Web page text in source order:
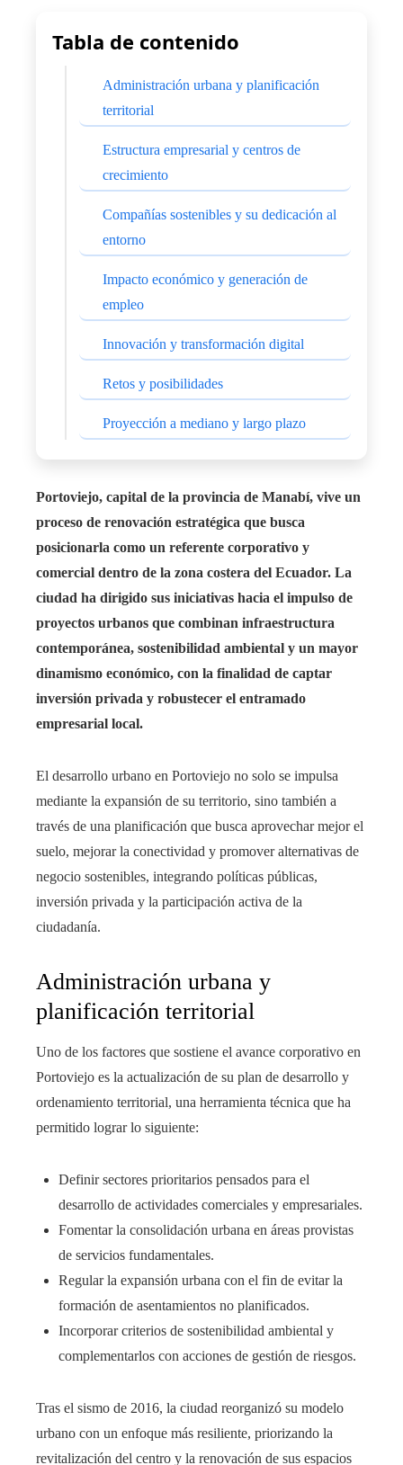
Tabla de contenido
Administración urbana y planificación
territorial
Estructura empresarial y centros de
crecimiento
Compañías sostenibles y su dedicación al
entorno
Impacto económico y generación de
empleo
Innovación y transformación digital
Retos y posibilidades
Proyección a mediano y largo plazo
Portoviejo, capital de la provincia de Manabí, vive un
proceso de renovación estratégica que busca
posicionarla como un referente corporativo y
comercial dentro de la zona costera del Ecuador. La
ciudad ha dirigido sus iniciativas hacia el impulso de
proyectos urbanos que combinan infraestructura
contemporánea, sostenibilidad ambiental y un mayor
dinamismo económico, con la finalidad de captar
inversión privada y robustecer el entramado
empresarial local.
El desarrollo urbano en Portoviejo no solo se impulsa
mediante la expansión de su territorio, sino también a
través de una planificación que busca aprovechar mejor el
suelo, mejorar la conectividad y promover alternativas de
negocio sostenibles, integrando políticas públicas,
inversión privada y la participación activa de la
ciudadanía.
Administración urbana y
planificación territorial
Uno de los factores que sostiene el avance corporativo en
Portoviejo es la actualización de su plan de desarrollo y
ordenamiento territorial, una herramienta técnica que ha
permitido lograr lo siguiente:
Definir sectores prioritarios pensados para el
desarrollo de actividades comerciales y empresariales.
Fomentar la consolidación urbana en áreas provistas
de servicios fundamentales.
Regular la expansión urbana con el fin de evitar la
formación de asentamientos no planificados.
Incorporar criterios de sostenibilidad ambiental y
complementarlos con acciones de gestión de riesgos.
Tras el sismo de 2016, la ciudad reorganizó su modelo
urbano con un enfoque más resiliente, priorizando la
revitalización del centro y la renovación de sus espacios